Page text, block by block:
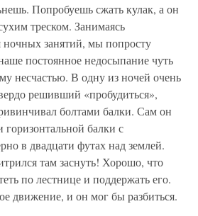
Попробуешь сжать кулак, а он
треском. Занимаясь
ночных занятий, мы попросту
постоянное недосыпание чуть
несчастью. В одну из ночей очень
решивший «пробудиться»,
болтами балки. Сам он
горизонтальной балки с
в двадцати футах над землей.
там заснуть! Хорошо, что
по лестнице и поддержать его.
движение, и он мог бы разбиться.